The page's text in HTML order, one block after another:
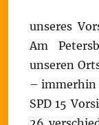
unseres
Am
unseren
– immerhin
SPD 15